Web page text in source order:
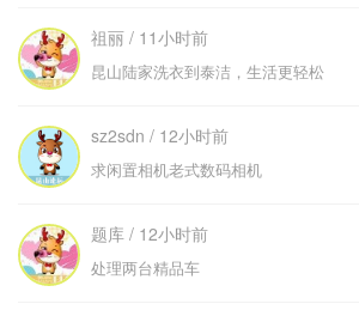
祖丽 / 11小时前
昆山陆家洗衣到泰洁，生活更轻松
sz2sdn / 12小时前
求闲置相机老式数码相机
题库 / 12小时前
处理两台精品车